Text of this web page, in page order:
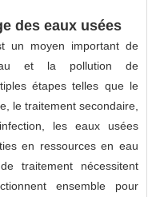
des eaux usées
un moyen important de
et la pollution de
étapes telles que le
le traitement secondaire,
les eaux usées
en ressources en eau
traitement nécessitent
ensemble pour